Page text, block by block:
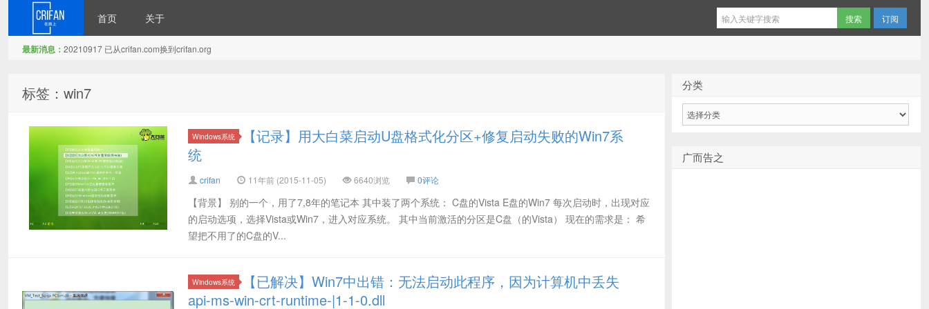
首页 关于 订阅
最新消息： 20210917 已从crifan.com换到crifan.org
标签：win7
Windows系统
【记录】用大白菜启动U盘格式化分区+修复启动失败的Win7系
统
crifan 11年前 (2015-11-05) 6640浏览 0评论
【背景】 别的一个，用了7,8年的笔记本 其中装了两个系统： C盘的Vista E盘的Win7 每次启动时，出现对应
的启动选项，选择Vista或Win7，进入对应系统。 其中当前激活的分区是C盘（的Vista） 现在的需求是： 希
望把不用了的C盘的V...
Windows系统
【已解决】Win7中出错：无法启动此程序，因为计算机中丢失
api-ms-win-crt-runtime-|1-1-0.dll
分类
广而告之